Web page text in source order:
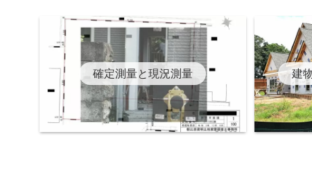
確定測量と現況測量 建